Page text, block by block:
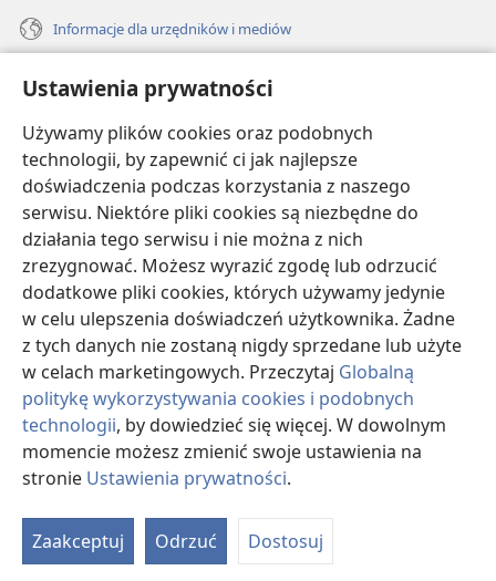
Ustawienia prywatności
Używamy plików cookies oraz podobnych
technologii, by zapewnić ci jak najlepsze
doświadczenia podczas korzystania z naszego
serwisu. Niektóre pliki cookies są niezbędne do
działania tego serwisu i nie można z nich
zrezygnować. Możesz wyrazić zgodę lub odrzucić
dodatkowe pliki cookies, których używamy jedynie
w celu ulepszenia doświadczeń użytkownika. Żadne
z tych danych nie zostaną nigdy sprzedane lub użyte
w celach marketingowych. Przeczytaj Globalną
politykę wykorzystywania cookies i podobnych
technologii, by dowiedzieć się więcej. W dowolnym
momencie możesz zmienić swoje ustawienia na
stronie Ustawienia prywatności.
Zaakceptuj Odrzuć Dostosuj
Informacje dla urzędników i mediów
Darowizny
(opens
new
window)BIBLIOTEKA INTERNETOWA Strażnicy
(opens
new
window)JW Hub
(opens
new
window)JW Library
Watchtower Library
Copyright© 2026 Watch Tower Bible and Tract Society of Pennsylvania.
WARUNKI UŻYTKOWANIA
POLITYKA PRYWATNOŚCI
PRYWATNOŚCI